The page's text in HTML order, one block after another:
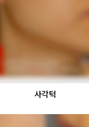
사각턱